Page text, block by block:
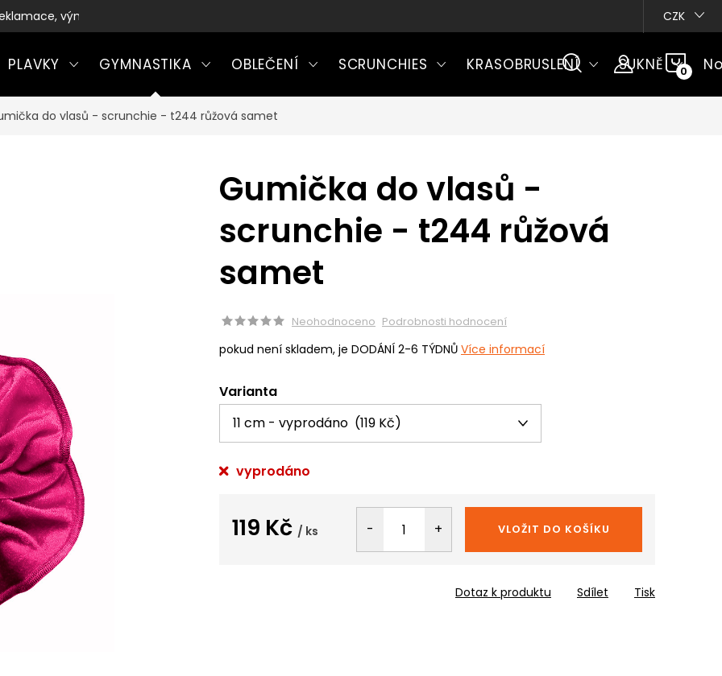
výměny a vrácení zboží CZK
PLAVKY GYMNASTIKA OBLEČENÍ SCRUNCHIES KRASOBRUSLENÍ SUKNĚ
do vlasů - scrunchie - t244 růžová samet
Gumička do vlasů -
scrunchie - t244 růžová
samet
Neohodnoceno Podrobnosti hodnocení
pokud není skladem, je DODÁNÍ 2-6 TÝDNŮ Více informací
Varianta
vyprodáno
119 Kč / ks VLOŽIT DO KOŠÍKU
Tisk
Dotaz k produktu Sdílet